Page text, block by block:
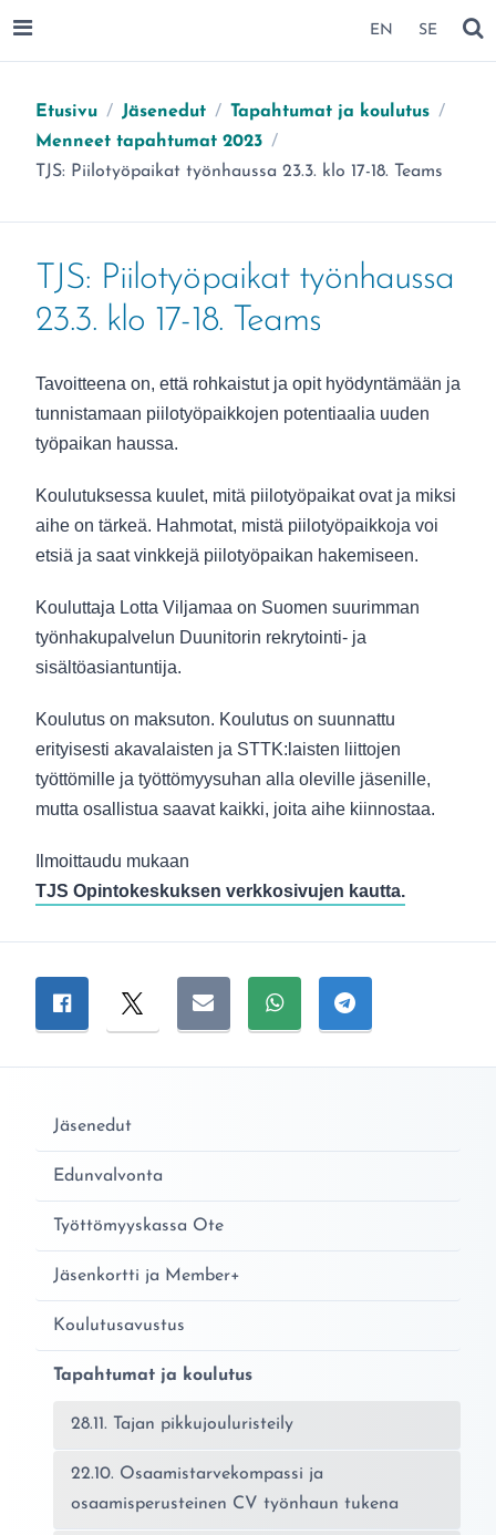
SIIRRY SIVUN SISÄLTÖÖN EN SE
Etusivu / Jäsenedut / Tapahtumat ja koulutus /
Menneet tapahtumat 2023 /
Olet täällä:
TJS: Piilotyöpaikat työnhaussa 23.3. klo 17-18. Teams
TJS: Piilotyöpaikat työnhaussa
23.3. klo 17-18. Teams
Tavoitteena on, että rohkaistut ja opit hyödyntämään ja
tunnistamaan piilotyöpaikkojen potentiaalia uuden
työpaikan haussa.
Koulutuksessa kuulet, mitä piilotyöpaikat ovat ja miksi
aihe on tärkeä. Hahmotat, mistä piilotyöpaikkoja voi
etsiä ja saat vinkkejä piilotyöpaikan hakemiseen.
Kouluttaja Lotta Viljamaa on Suomen suurimman
työnhakupalvelun Duunitorin rekrytointi- ja
sisältöasiantuntija.
Koulutus on maksuton. Koulutus on suunnattu
erityisesti akavalaisten ja STTK:laisten liittojen
työttömille ja työttömyysuhan alla oleville jäsenille,
mutta osallistua saavat kaikki, joita aihe kiinnostaa.
Ilmoittaudu mukaan
TJS Opintokeskuksen verkkosivujen kautta.
Jaa sivu
Jaa Facebookissa
Jaa TwitterissäJaa sähköpostitse
Jaa WhatsAppissa
Jaa
Jäsenedut
Edunvalvonta
Työttömyyskassa Ote
Jäsenkortti ja Member+
Koulutusavustus
Tapahtumat ja koulutus
28.11. Tajan pikkujouluristeily
22.10. Osaamistarvekompassi ja
osaamisperusteinen CV työnhaun tukena